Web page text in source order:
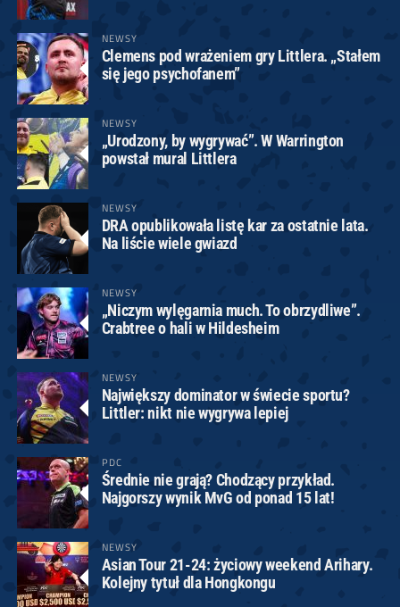
NEWSY
Clemens pod wrażeniem gry Littlera. „Stałem
się jego psychofanem”
NEWSY
„Urodzony, by wygrywać”. W Warrington
powstał mural Littlera
NEWSY
DRA opublikowała listę kar za ostatnie lata.
Na liście wiele gwiazd
NEWSY
„Niczym wylęgarnia much. To obrzydliwe”.
Crabtree o hali w Hildesheim
NEWSY
Największy dominator w świecie sportu?
Littler: nikt nie wygrywa lepiej
PDC
Średnie nie grają? Chodzący przykład.
Najgorszy wynik MvG od ponad 15 lat!
NEWSY
Asian Tour 21-24: życiowy weekend Arihary.
Kolejny tytuł dla Hongkongu